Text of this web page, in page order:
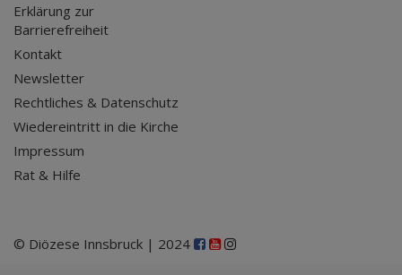
Erklärung zur
Barrierefreiheit
Kontakt
Newsletter
Rechtliches & Datenschutz
Wiedereintritt in die Kirche
Impressum
Rat & Hilfe
© Diözese Innsbruck | 2024